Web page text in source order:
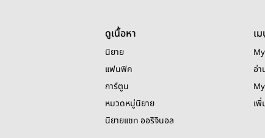
ดูเนื้อหา
นิยาย
แฟนฟิค
การ์ตูน
หมวดหมู่นิยาย
นิยายแชท ออริจินอล
เ
อ่า
เ